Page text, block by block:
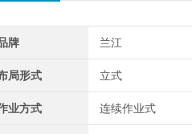
牌 兰江
局形式 立式
业方式 连续作业式